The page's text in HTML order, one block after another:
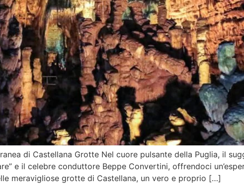
di Castellana Grotte Nel cuore pulsante della Puglia, il
e il celebre conduttore Beppe Convertini, offrendoci
meravigliose grotte di Castellana, un vero e proprio […]